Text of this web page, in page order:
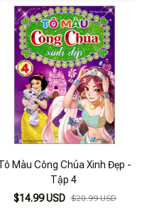
Màu Công Chúa Xinh Đẹp -
Tập 4
$14.99 USD $20.99 USD